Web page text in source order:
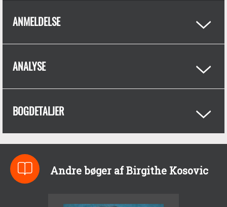
ANMELDELSE
ANALYSE
BOGDETALJER
Andre bøger af Birgithe Kosovic